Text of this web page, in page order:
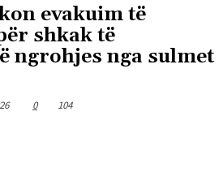
evakuim të
shkak të
ngrohjes nga sulmet
0 104